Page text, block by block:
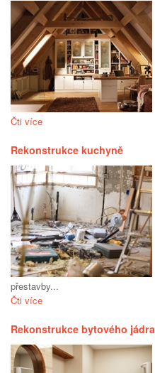
Čti více
Rekonstrukce kuchyně
přestavby...
Čti více
Rekonstrukce bytového jádra